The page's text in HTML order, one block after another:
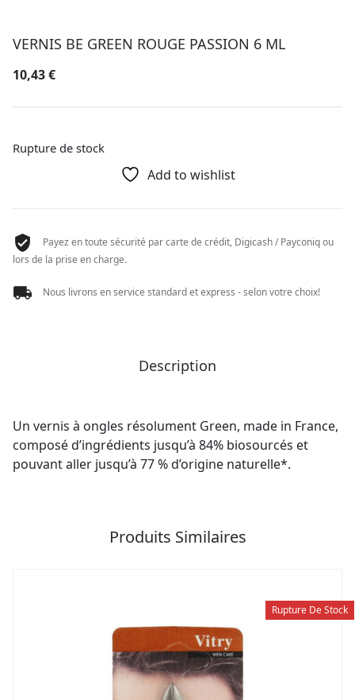
VERNIS BE GREEN ROUGE PASSION 6 ML
10,43€
Rupture de stock
Add to wishlist
Payez en toute sécurité par carte de crédit, Digicash / Payconiq ou
lors de la prise en charge.
Nous livrons en service standard et express - selon votre choix!
Description
Un vernis à ongles résolument Green, made in France,
composé d’ingrédients jusqu’à 84% biosourcés et
pouvant aller jusqu’à 77 % d’origine naturelle*.
Produits Similaires
Rupture De Stock